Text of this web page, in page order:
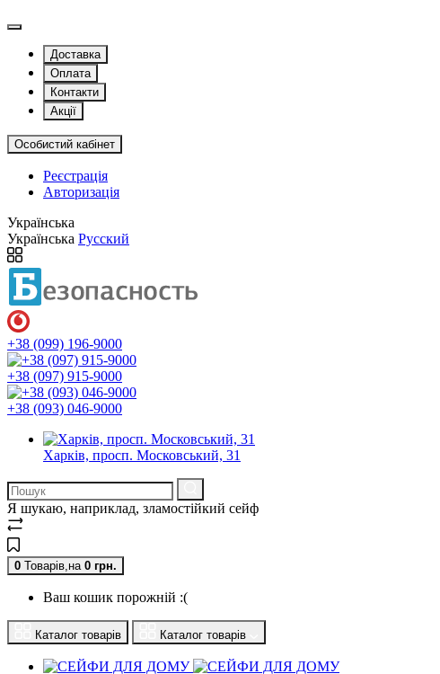
Доставка
Оплата
Контакти
Акції
Особистий кабінет
Реєстрація
Авторизація
Українська
Українська Русский
+38 (099) 196-9000
+38 (097) 915-9000
+38 (093) 046-9000
Харків, просп. Московський, 31
Я шукаю, наприклад, зламостійкий сейф
0 Товарів,на 0 грн.
Ваш кошик порожній :(
Каталог товарів Каталог товарів